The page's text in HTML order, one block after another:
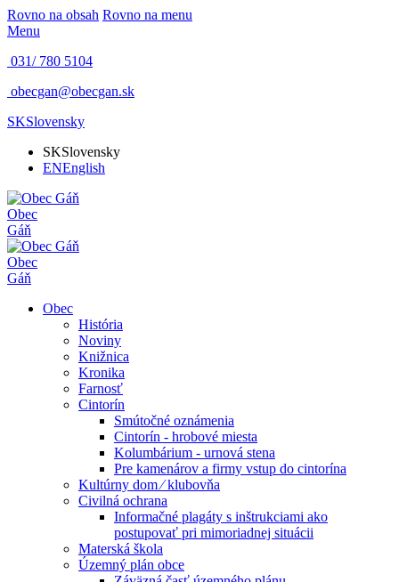
Rovno na obsah Rovno na menu
Menu
031/ 780 5104
obecgan@obecgan.sk
SKSlovensky
SKSlovensky
ENEnglish
Obec
Gáň
Obec
Gáň
Obec
História
Noviny
Knižnica
Kronika
Farnosť
Cintorín
Smútočné oznámenia
Cintorín - hrobové miesta
Kolumbárium - urnová stena
Pre kamenárov a firmy vstup do cintorína
Kultúrny dom ⁄ klubovňa
Civilná ochrana
Informačné plagáty s inštrukciami ako
postupovať pri mimoriadnej situácii
Materská škola
Územný plán obce